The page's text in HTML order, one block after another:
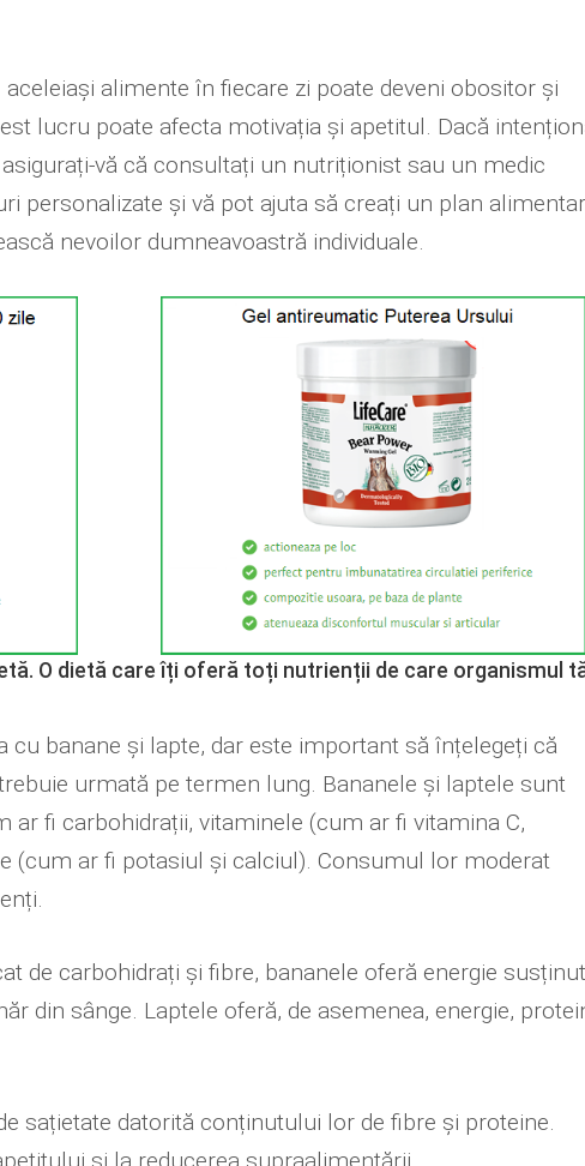
alimente în fiecare zi poate deveni obositor și
lucru poate afecta motivația și apetitul. Dacă
vă că consultați un nutriționist sau un medic
personalizate și vă pot ajuta să creați un plan alimentar
nevoilor dumneavoastră individuale.
O dietă care îți oferă toți nutrienții de care organismul
cu banane și lapte, dar este important să înțelegeți că
urmată pe termen lung. Bananele și laptele sunt
ar fi carbohidrații, vitaminele (cum ar fi vitamina C,
(cum ar fi potasiul și calciul). Consumul lor moderat
de carbohidrați și fibre, bananele oferă energie
din sânge. Laptele oferă, de asemenea, energie,
sațietate datorită conținutului lor de fibre și proteine.